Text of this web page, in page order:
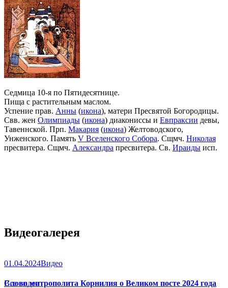
Седмица 10-я по Пятидесятнице.
Пища с растительным маслом.
Успение прав. Анны (икона), матери Пресвятой Богородицы.
Свв. жен Олимпиады (икона) диакониссы и Евпраксии девы,
Тавеннской. Прп. Макария (икона) Желтоводского,
Унженского. Память V Вселенского Собора. Сщмч. Николая
пресвитера. Сщмч. Александра пресвитера. Св. Ираиды исп.
Видеогалерея
01.04.2024Видео
Слово митрополита Корнилия о Великом посте 2024 года
Все видео